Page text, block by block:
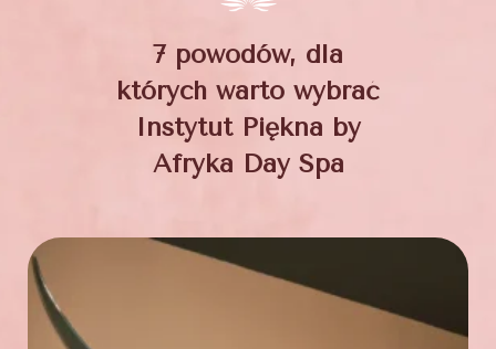
7 powodów, dla
których warto wybrać
Instytut Piękna by
Afryka Day Spa